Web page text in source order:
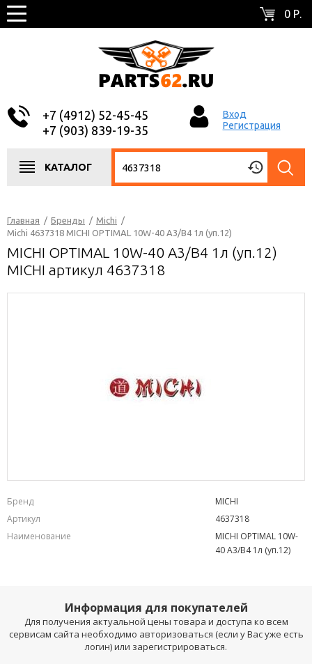
0 Р.
+7 (4912) 52-45-45
+7 (903) 839-19-35
Вход
Регистрация
КАТАЛОГ
Главная / Бренды / Michi /
Michi 4637318 MICHI OPTIMAL 10W-40 А3/B4 1л (уп.12)
MICHI OPTIMAL 10W-40 А3/B4 1л (уп.12)
MICHI артикул 4637318
Бренд
MICHI
Артикул
4637318
Наименование
MICHI OPTIMAL 10W-
40 А3/B4 1л (уп.12)
Информация для покупателей
Для получения актуальной цены товара и доступа ко всем
сервисам сайта необходимо авторизоваться (если у Вас уже есть
логин) или зарегистрироваться.